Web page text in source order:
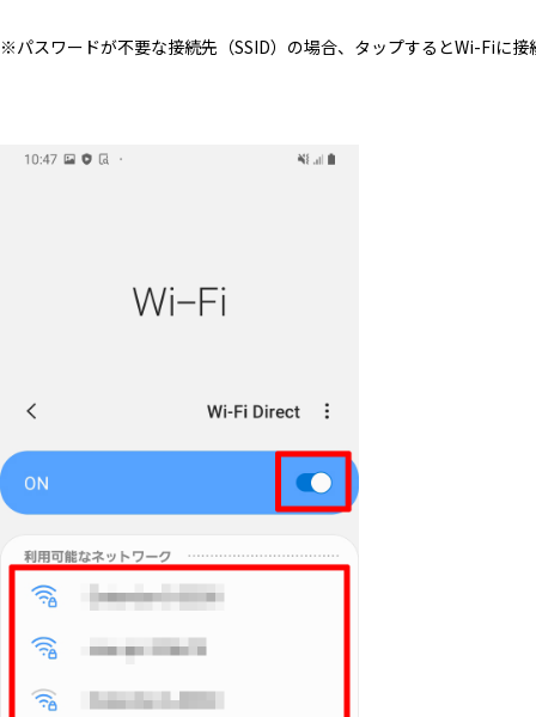
※パスワードが不要な接続先（SSID）の場合、タップするとWi-Fiに接